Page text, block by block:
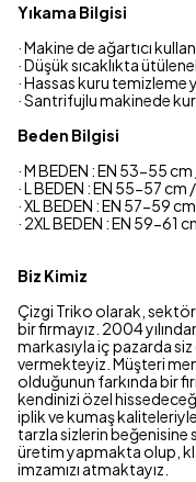
Yıkama Bilgisi
· Makine de ağartıcı
· Düşük sıcaklıkta
· Hassas kuru temizleme
· Santrifujlu makinede
Beden Bilgisi
· M BEDEN : EN 53-55
· L BEDEN : EN 55-57
· XL BEDEN : EN 57-59
· 2XL BEDEN : EN 59-61
Biz Kimiz
Çizgi Triko olarak,
bir firmayız. 2004
markasıyla iç pazarda
vermekteyiz. Müşteri
olduğunun farkında bir
kendinizi özel
iplik ve kumaş
tarzla sizlerin beğenisine
üretim yapmakta olup,
imzamızı atmaktayız.